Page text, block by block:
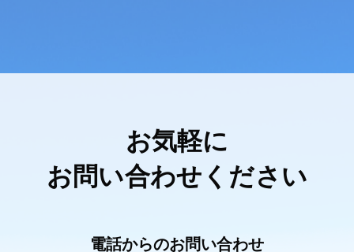
お気軽に
お問い合わせください
電話からのお問い合わせ